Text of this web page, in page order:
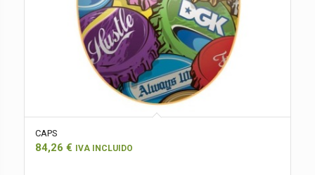
CAPS
84,26 € IVA INCLUIDO